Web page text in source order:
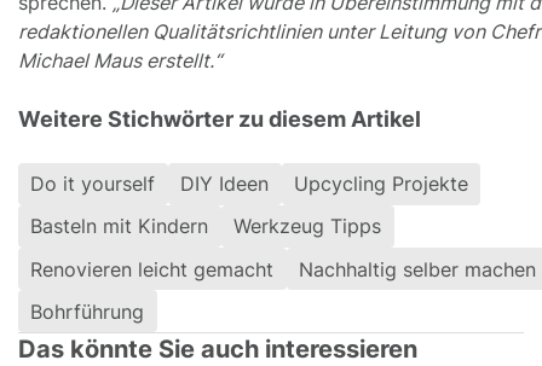
redaktionellen Qualitätsrichtlinien unter Leitung von
Michael Maus erstellt.“
Weitere Stichwörter zu diesem Artikel
Do it yourself DIY Ideen
Upcycling Projekte
Basteln mit Kindern
Werkzeug Tipps
Renovieren leicht gemacht
Nachhaltig selber machen
Bohrführung
Das könnte Sie auch interessieren